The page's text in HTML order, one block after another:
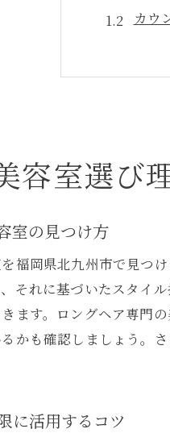
カウ
北
ロン
美容室の
最新
個性
ヘ
美
容室選び
室の見つけ方
福岡県北九州市で見つ
それに基づいたスタイ
ます。ロングヘア専門
かも確認しましょう。
に活用するコツ